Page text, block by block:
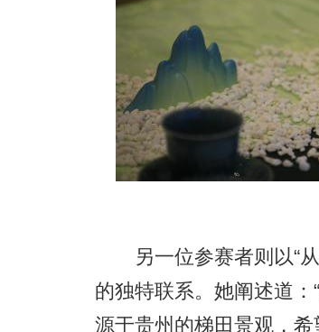
另一位参赛者则以“从
的独特联系。她阐述道
源于贵州的梯田景观，